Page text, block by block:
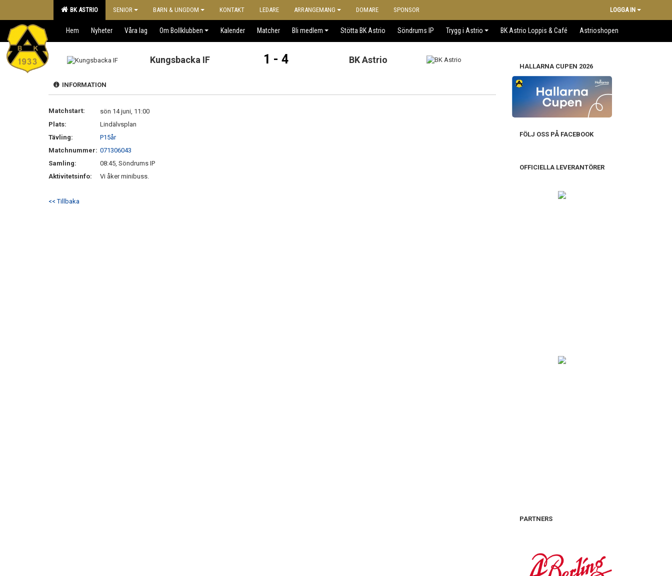
BK ASTRIO SENIOR BARN & UNGDOM KONTAKT LEDARE ARRANGEMANG DOMARE SPONSOR LOGGA IN
Hem Nyheter Våra lag Om Bollklubben Kalender Matcher Bli medlem Stötta BK Astrio Söndrums IP Trygg i Astrio BK Astrio Loppis & Café Astrioshopen
Kungsbacka IF 1 - 4 BK Astrio
INFORMATION
Matchstart:
sön 14 juni, 11:00
Plats:
Lindälvsplan
Tävling:
P15år
Matchnummer: 071306043
Samling:
08:45, Söndrums IP
Aktivitetsinfo:
Vi åker minibuss.
<< Tillbaka
HALLARNA CUPEN 2026
FÖLJ OSS PÅ FACEBOOK
OFFICIELLA LEVERANTÖRER
PARTNERS